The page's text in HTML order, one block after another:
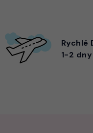
Rychlé
1-2 dny